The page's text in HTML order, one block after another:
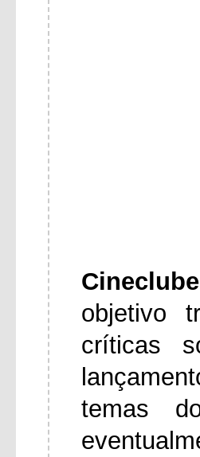
Cineclube
objetivo
críticas
temas